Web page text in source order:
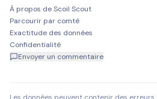
À propos de Scoil Scout
Parcourir par comté
Exactitude des données
Confidentialité
Envoyer un commentaire